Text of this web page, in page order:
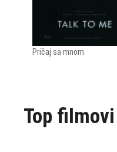
Pričaj sa mnom
Top filmovi